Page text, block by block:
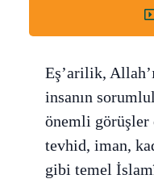
Eş’arilik,
insanın
önemli görüşler
tevhid, iman,
gibi temel